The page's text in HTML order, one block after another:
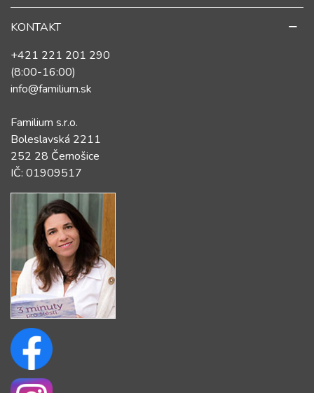
KONTAKT
+421 221 201 290
(8:00-16:00)
info@familium.sk
Familium s.r.o.
Boleslavská 2211
252 28 Černošice
IČ: 01909517